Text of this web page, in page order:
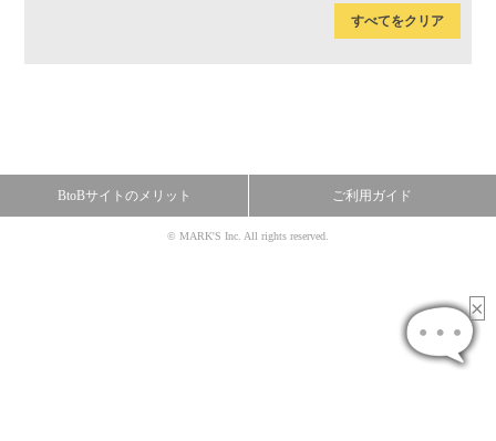
すべてをクリア
BtoBサイトのメリット ご利用ガイド
© MARK'S Inc. All rights reserved.